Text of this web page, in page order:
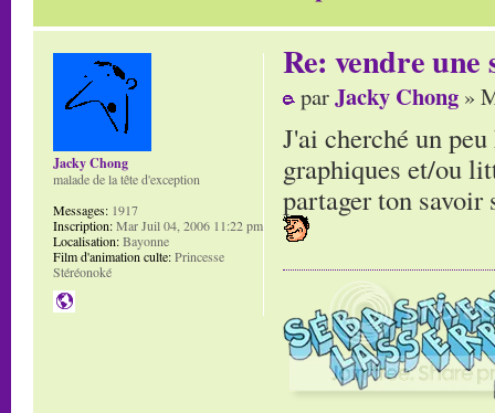
Re: vendre une
parJacky Chong »
J'ai cherché un
graphiques et/ou
partager ton savoir
Jacky Chong
malade de la tête d'exception
Messages: 1917
Inscription:Mar Juil 04, 2006 11:22 pm
Localisation:Bayonne
Film d'animation culte:Princesse
Stéréonoké